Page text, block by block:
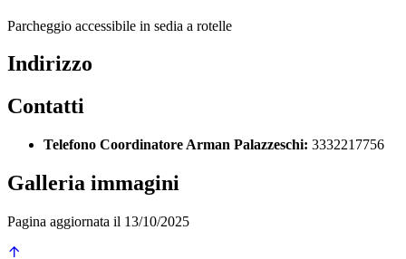
Parcheggio accessibile in sedia a rotelle
Indirizzo
Contatti
Telefono Coordinatore Arman Palazzeschi: 3332217756
Galleria immagini
Pagina aggiornata il 13/10/2025